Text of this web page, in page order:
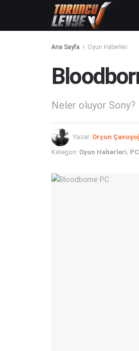
Ana Sayfa Oyun Haberleri
Neler oluyor Sony?
Yazar: Orçun
Kategori: Oyun Haberleri,